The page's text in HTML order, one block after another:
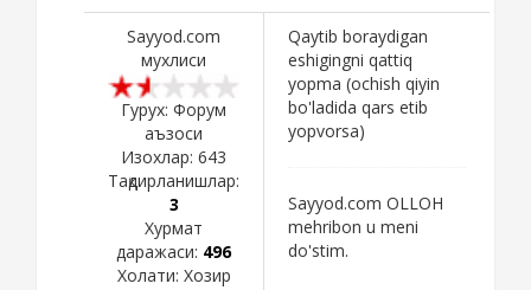
Sayyod.com
мухлиси
Гурух: Форум
аъзоси
Изохлар: 643
Тақдирланишлар:
3
Хурмат
даражаси: 496
Холати: Хозир
Qaytib boraydigan
eshigingni qattiq
yopma (ochish qiyin
bo'ladida qars etib
yopvorsa)
Sayyod.com OLLOH
mehribon u meni
do'stim.